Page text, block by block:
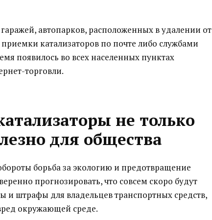
автопарков, расположенных в удалении от
катализаторов по почте либо службами
появилось во всех населенных пунктах
торговли.
не только
для общества
борьба за экологию и предотвращение
прогнозировать, что совсем скоро будут
штрафы для владельцев транспортных средств,
окружающей среде.